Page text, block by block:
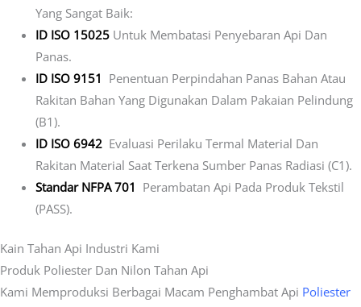
Yang Sangat Baik:
ID ISO 15025Untuk Membatasi Penyebaran Api Dan
Panas.
ID ISO 9151 Penentuan Perpindahan Panas Bahan Atau
Rakitan Bahan Yang Digunakan Dalam Pakaian Pelindung
(B1).
ID ISO 6942Evaluasi Perilaku Termal Material Dan
Rakitan Material Saat Terkena Sumber Panas Radiasi (C1).
Standar NFPA 701 Perambatan Api Pada Produk Tekstil
(PASS).
Kain Tahan Api Industri Kami
Produk Poliester Dan Nilon Tahan Api
Kami Memproduksi Berbagai Macam Penghambat Api Poliester